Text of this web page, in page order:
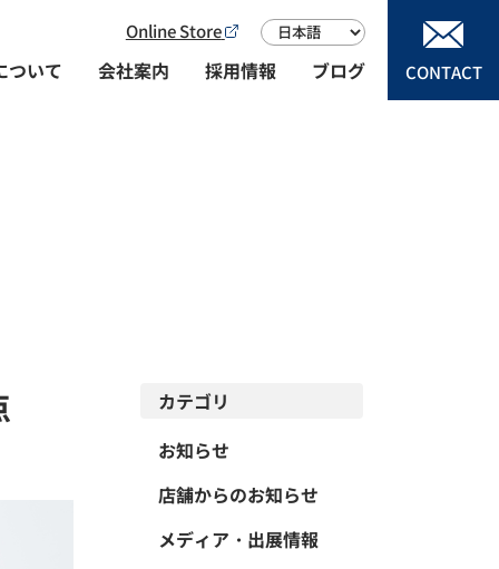
Online Store
ついて 会社案内 採用情報 ブログ CONTACT
カテゴリ
お知らせ
店舗からのお知らせ
メディア・出展情報